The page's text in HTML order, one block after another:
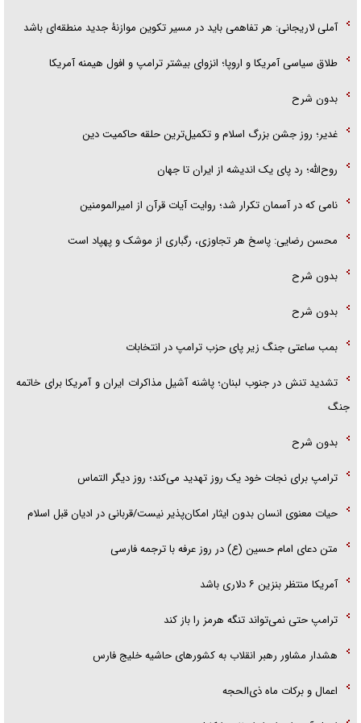
آملی لاریجانی: هر تفاهمی باید در مسیر تکوین موازنۀ جدید منطقه‌ای باشد
طلاق سیاسی آمریکا و اروپا؛ انزوای بیشتر ترامپ و افول هیمنه آمریکا
بدون شرح
غدیر؛ روز جشن بزرگ اسلام و تکمیل‌ترین حلقه حاکمیت دین
روح‌الله؛ رد پای یک اندیشه از ایران تا جهان
نامی که در آسمان تکرار شد؛ روایت آیات قرآن از امیرالمومنین
محسن رضایی: پاسخ هر تجاوزی، رگباری از موشک و پهپاد است
بدون شرح
بدون شرح
بمب ساعتی جنگ زیر پای حزب ترام‍پ در انتخابات
تشدید تنش در جنوب لبنان؛ پاشنه آشیل مذاکرات ایران و آمریکا برای خاتمه
جنگ
بدون شرح
ترامپ برای نجات خود یک روز تهدید می‌کند؛ روز دیگر التماس
حیات معنوی انسان بدون ایثار امکان‌پذیر نیست/قربانی در ادیان قبل اسلام
متن دعای امام حسین (ع) در روز عرفه با ترجمه فارسی
آمریکا منتظر بنزین ۶ دلاری باشد
ترامپ حتی نمی‌تواند تنگه هرمز را باز کند
هشدار مشاور رهبر انقلاب به کشور‌های حاشیه خلیج فارس
اعمال و برکات ماه ذی‌الحجه